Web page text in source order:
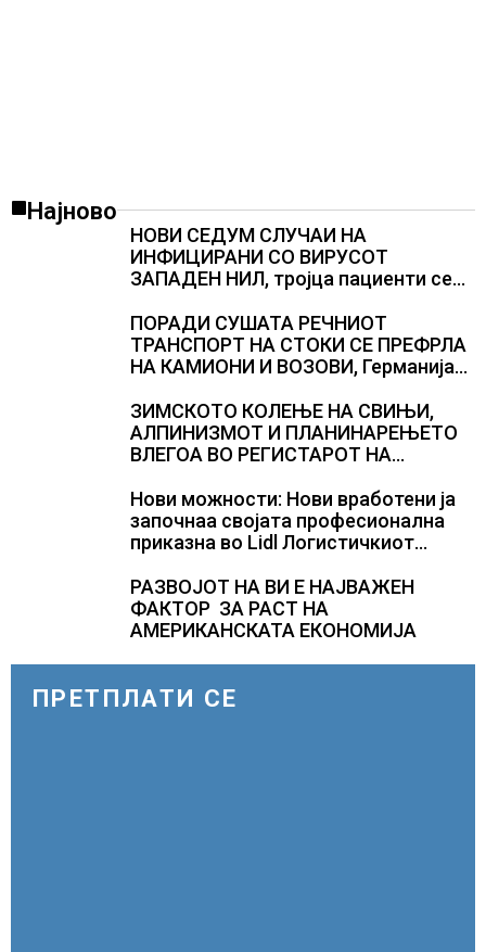
Најново
НОВИ СЕДУМ СЛУЧАИ НА
ИНФИЦИРАНИ СО ВИРУСОТ
ЗАПАДЕН НИЛ, тројца пациенти се
ПОРАДИ СУШАТА РЕЧНИОТ
ТРАНСПОРТ НА СТОКИ СЕ ПРЕФРЛА
НА КАМИОНИ И ВОЗОВИ, Германија
камионџиите да возат и во недела
ЗИМСКОТО КОЛЕЊЕ НА СВИЊИ,
АЛПИНИЗМОТ И ПЛАНИНАРЕЊЕТО
ВЛЕГОА ВО РЕГИСТАРОТ НА
СЛОВЕНИЈА
Нови можности: Нови вработени ја
започнаа својата професионална
приказна во Lidl Логистичкиот
РАЗВОЈОТ НА ВИ Е НАЈВАЖЕН
ФАКТОР ЗА РАСТ НА
АМЕРИКАНСКАТА ЕКОНОМИЈА
ПРЕТПЛАТИ СЕ